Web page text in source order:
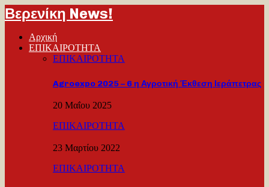
Βερενίκη News!
Αρχική
ΕΠΙΚΑΙΡΟΤΗΤΑ
ΕΠΙΚΑΙΡΟΤΗΤΑ
Agroexpo 2025 – 6 η Αγροτική Έκθεση Ιεράπετρας
20 Μαΐου 2025
ΕΠΙΚΑΙΡΟΤΗΤΑ
23 Μαρτίου 2022
ΕΠΙΚΑΙΡΟΤΗΤΑ